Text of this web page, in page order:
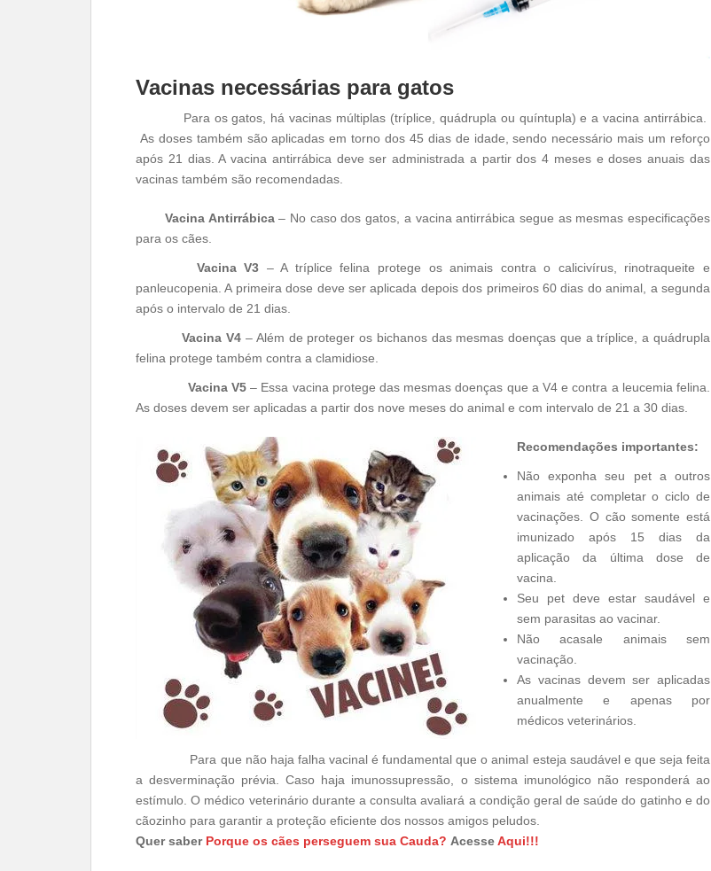
Vacinas necessárias para gatos
Para os gatos, há vacinas múltiplas (tríplice, quádrupla ou quíntupla) e a vacina antirrábica.
As doses também são aplicadas em torno dos 45 dias de idade, sendo necessário mais um reforço
após 21 dias. A vacina antirrábica deve ser administrada a partir dos 4 meses e doses anuais das
vacinas também são recomendadas.
Vacina Antirrábica– No caso dos gatos, a vacina antirrábica segue as mesmas especificações
para os cães.
Vacina V3 – A tríplice felina protege os animais contra o calicivírus, rinotraqueite e
panleucopenia. A primeira dose deve ser aplicada depois dos primeiros 60 dias do animal, a segunda
após o intervalo de 21 dias.
Vacina V4 – Além de proteger os bichanos das mesmas doenças que a tríplice, a quádrupla
felina protege também contra a clamidiose.
Vacina V5 – Essa vacina protege das mesmas doenças que a V4 e contra a leucemia felina.
As doses devem ser aplicadas a partir dos nove meses do animal e com intervalo de 21 a 30 dias.
Recomendações importantes:
Não exponha seu pet a outros
animais até completar o ciclo de
vacinações. O cão somente está
imunizado após 15 dias da
aplicação da última dose de
vacina.
Seu pet deve estar saudável e
sem parasitas ao vacinar.
Não acasale animais sem
vacinação.
As vacinas devem ser aplicadas
anualmente e apenas por
médicos veterinários.
Para que não haja falha vacinal é fundamental que o animal esteja saudável e que seja feita
a desverminação prévia. Caso haja imunossupressão, o sistema imunológico não responderá ao
estímulo. O médico veterinário durante a consulta avaliará a condição geral de saúde do gatinho e do
cãozinho para garantir a proteção eficiente dos nossos amigos peludos.
Quer saber Porque os cães perseguem sua Cauda? AcesseAqui!!!